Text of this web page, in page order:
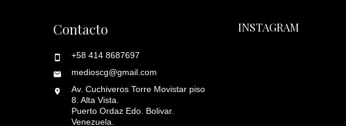
Contacto
+58 414 8687697
medioscg@gmail.com
Av. Cuchiveros Torre Movistar piso
8. Alta Vista.
Puerto Ordaz Edo. Bolivar.
Venezuela.
INSTAGRAM